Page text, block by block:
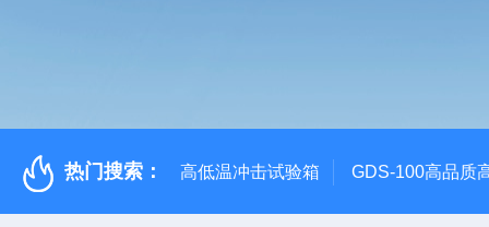
热门搜索： 高低温冲击试验箱 GDS-100高品质